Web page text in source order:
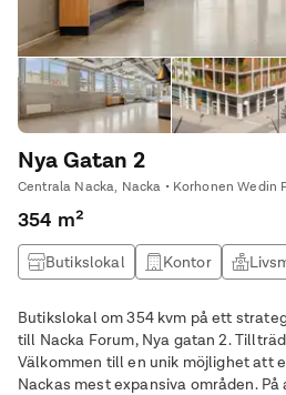
Nya Gatan 2
Centrala Nacka, Nacka • Korhonen Wedin
354 m²
Butikslokal Kontor
Butikslokal om 354 kvm på ett
till Nacka Forum, Nya gatan 2.
Välkommen till en unik möjlighet att
Nackas mest expansiva områden.